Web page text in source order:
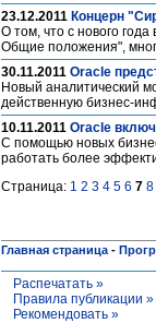
23.12.2011 Концерн
О том, что с нового
Общие положения",
30.11.2011 Oracle
Новый аналитический
действенную бизнес-
10.11.2011 Oracle
С помощью новых
работать более
Страница: 1 2 3 4 5 6 7 8
Главная страница -
Распечатать »
Правила публикации »
Рекомендовать »